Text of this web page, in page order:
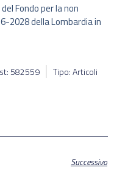
Fondo per la non
2028 della Lombardia in
582559 Tipo: Articoli
Successivo